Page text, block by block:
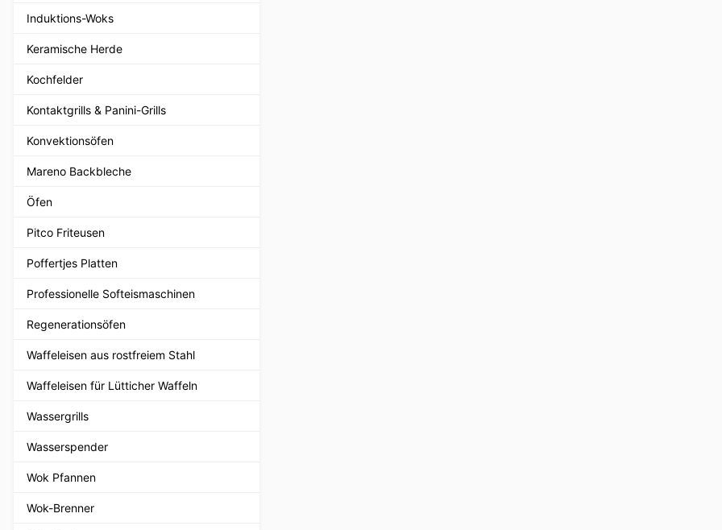
Induktions-Woks
Keramische Herde
Kochfelder
Kontaktgrills & Panini-Grills
Konvektionsöfen
Mareno Backbleche
Öfen
Pitco Friteusen
Poffertjes Platten
Professionelle Softeismaschinen
Regenerationsöfen
Waffeleisen aus rostfreiem Stahl
Waffeleisen für Lütticher Waffeln
Wassergrills
Wasserspender
Wok Pfannen
Wok-Brenner